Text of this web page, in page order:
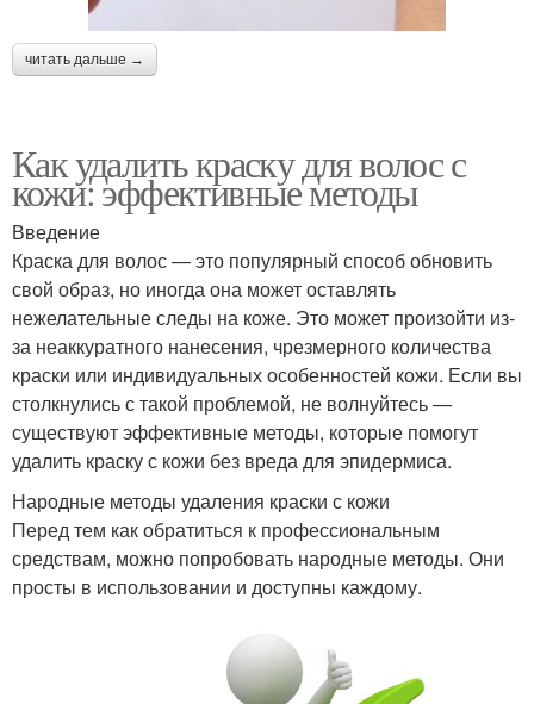
читать дальше →
Как удалить краску для волос с
кожи: эффективные методы
Введение
Краска для волос — это популярный способ обновить
свой образ, но иногда она может оставлять
нежелательные следы на коже. Это может произойти из-
за неаккуратного нанесения, чрезмерного количества
краски или индивидуальных особенностей кожи. Если вы
столкнулись с такой проблемой, не волнуйтесь —
существуют эффективные методы, которые помогут
удалить краску с кожи без вреда для эпидермиса.
Народные методы удаления краски с кожи
Перед тем как обратиться к профессиональным
средствам, можно попробовать народные методы. Они
просты в использовании и доступны каждому.